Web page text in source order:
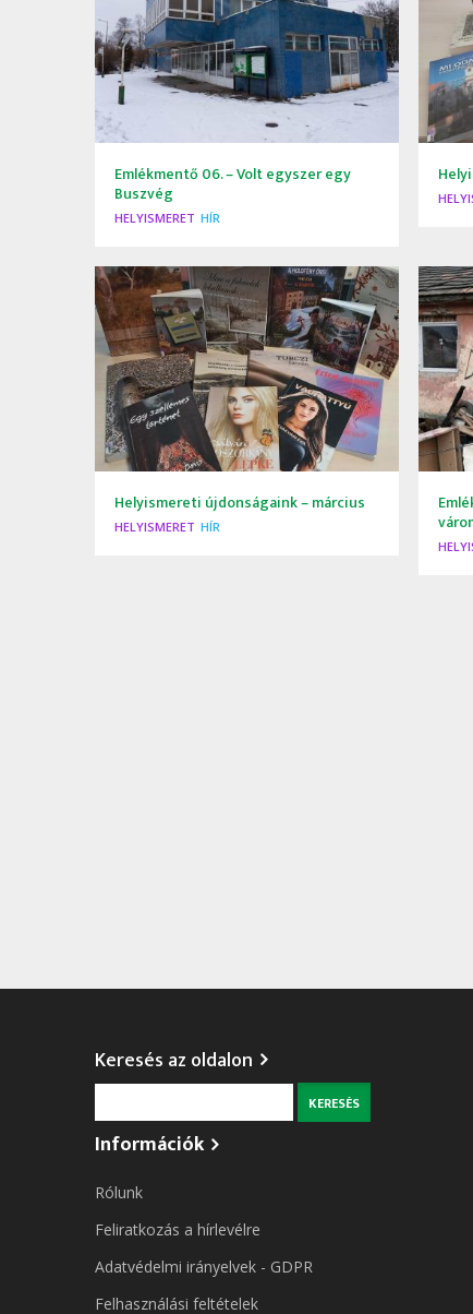
Emlékmentő 06. – Volt egyszer egy
Buszvég
HELYISMERET HÍR
Helyismereti újdonságaink – március
HELYISMERET HÍR
Keresés az oldalon
Információk
Rólunk
Feliratkozás a hírlevélre
Adatvédelmi irányelvek - GDPR
Felhasználási feltételek